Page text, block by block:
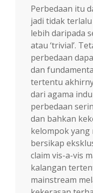
Perbedaan itu
jadi tidak
lebih daripada
atau ‘trivial’.
perbedaan
dan
tertentu
dari agama
perbedaan
dan bahkan
kelompok
bersikap
claim vis-a-vis
kalangan
mainstream